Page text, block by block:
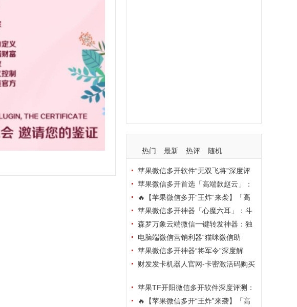
热门 最新 热评 随机
苹果微信多开软件“无双飞将”深度评
测：TF正式码+7天退换，拍拍卡激活
码商城正品保障
苹果微信多开首选「高端款赵云」：
TF正式码+斗战神8073包，7天退换认
准拍拍卡激活码商城
🔥【苹果微信多开“王炸”来袭】「高
端地狱火」—— TF正式码+斗战神807
3包，7天退换，安全防封，多开自由触
手可及！
苹果微信多开神器「心魔六耳」：斗
战神8073包+7天退换，认准拍拍卡激
活码商城
森罗万象云端微信一键转发神器：独
家源码·安全防封·月卡季卡半年卡年卡
授权，7天无理由退换！
电脑端微信营销利器“猫咪微信助
手”深度评测：7大模块功能全解析，多
卡种授权灵活选
苹果微信多开神器“将军令”深度解
析：8073版本包+TF外侧码，微商营销
财发发卡机器人官网-卡密激活码购买
换苹果TF开阳微信多开软件深度评测：
凡尔赛8069包功能全解析，TestFlight
🔥【苹果微信多开“王炸”来袭】「高